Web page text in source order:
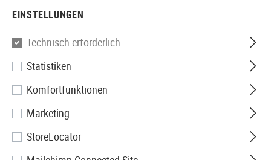
Magpul
Ladder Rail Protector
EINSTELLUNGEN
Technisch erforderlich
Statistiken
Komfortfunktionen
Marketing
StoreLocator